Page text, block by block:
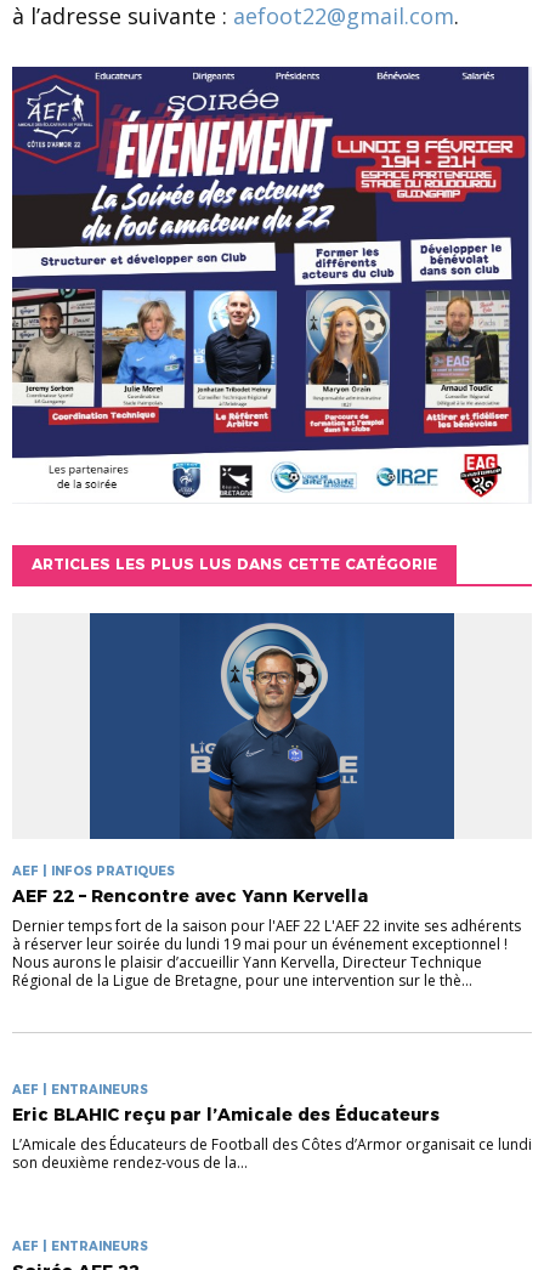
à l’adresse suivante : aefoot22@gmail.com.
ARTICLES LES PLUS LUS DANS CETTE CATÉGORIE
AEF | INFOS PRATIQUES
AEF 22 – Rencontre avec Yann Kervella
Dernier temps fort de la saison pour l'AEF 22 L'AEF 22 invite ses adhérents
à réserver leur soirée du lundi 19 mai pour un événement exceptionnel !
Nous aurons le plaisir d’accueillir Yann Kervella, Directeur Technique
Régional de la Ligue de Bretagne, pour une intervention sur le thè...
AEF | ENTRAINEURS
Eric BLAHIC reçu par l’Amicale des Éducateurs
L’Amicale des Éducateurs de Football des Côtes d’Armor organisait ce lundi
son deuxième rendez-vous de la...
AEF | ENTRAINEURS